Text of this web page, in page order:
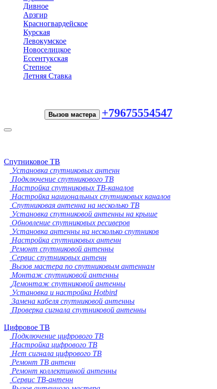
Дивное
Арзгир
Красногвардейское
Курская
Левокумское
Новоселицкое
Ессентукская
Степное
Летняя Ставка
Вызов мастера +79675554547
Toggle
Спутниковое ТВ
Установка спутниковых антенн
Подключение спутникового ТВ
Настройка спутниковых ТВ-каналов
Настройка национальных спутниковых каналов
Спутниковая антенна на несколько ТВ
Установка спутниковой антенны на крыше
Обновление спутниковых ресиверов
Установка антенны на несколько спутников
Настройка спутниковых антенн
Ремонт спутниковой антенны
Сервис спутниковых антенн
Вызов мастера по спутниковым антеннам
Монтаж спутниковой антенны
Демонтаж спутниковой антенны
Установка и настройка Hotbird
Замена кабеля спутниковой антенны
Проверка сигнала спутниковой антенны
Цифровое ТВ
Подключение цифрового ТВ
Настройка цифрового ТВ
Нет сигнала цифрового ТВ
Ремонт ТВ антенн
Ремонт коллективной антенны
Сервис ТВ-антенн